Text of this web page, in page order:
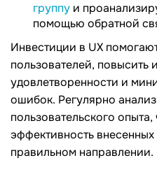
группу и
помощью обратной
Инвестиции в UX
пользователей, повысить
удовлетворенности и
ошибок. Регулярно
пользовательского
эффективность
правильном направлении.